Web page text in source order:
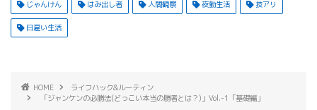
e
o t
じゃんけん はみ出し者 人間観察 夜勤生活 技アリ
日雇い生活
HOME
ライフハック&ルーティン
「ジャンケンの必勝法(どっこい本当の勝者とは？)」Vol.-1「基礎編」